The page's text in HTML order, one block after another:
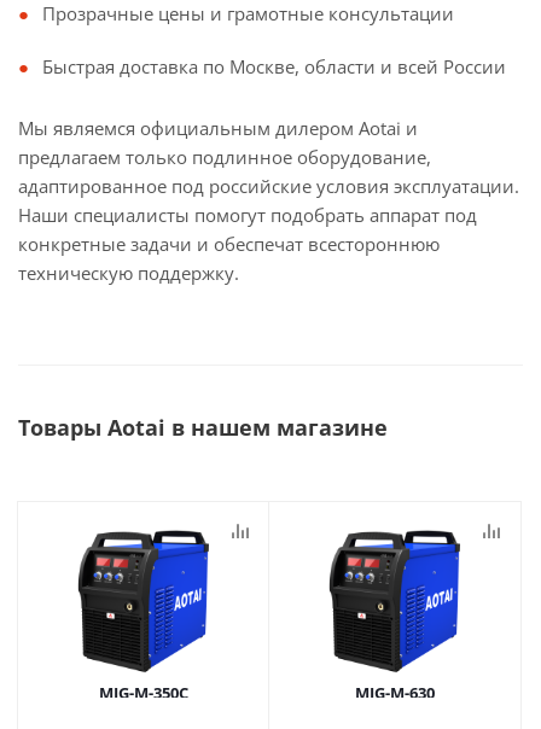
Прозрачные цены и грамотные консультации
Быстрая доставка по Москве, области и всей России
Мы являемся официальным дилером Aotai и
предлагаем только подлинное оборудование,
адаптированное под российские условия эксплуатации.
Наши специалисты помогут подобрать аппарат под
конкретные задачи и обеспечат всестороннюю
техническую поддержку.
Товары Aotai в нашем магазине
MIG-M-350C MIG-M-630